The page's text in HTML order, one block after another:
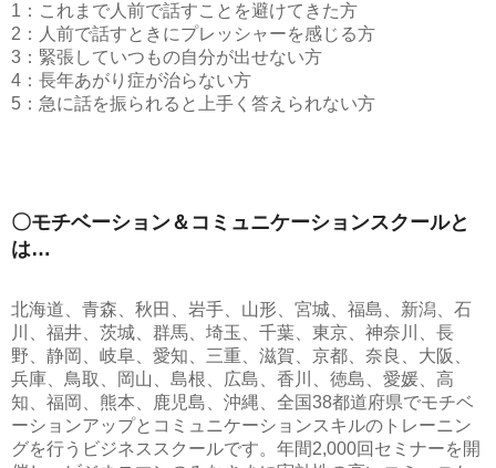
1：これまで人前で話すことを避けてきた方
2：人前で話すときにプレッシャーを感じる方
3：緊張していつもの自分が出せない方
4：長年あがり症が治らない方
5：急に話を振られると上手く答えられない方
〇モチベーション＆コミュニケーションスクールと
は…
北海道、青森、秋田、岩手、山形、宮城、福島、新潟、石
川、福井、茨城、群馬、埼玉、千葉、東京、神奈川、長
野、静岡、岐阜、愛知、三重、滋賀、京都、奈良、大阪、
兵庫、鳥取、岡山、島根、広島、香川、徳島、愛媛、高
知、福岡、熊本、鹿児島、沖縄、全国38都道府県でモチベ
ーションアップとコミュニケーションスキルのトレーニン
グを行うビジネススクールです。年間2,000回セミナーを開